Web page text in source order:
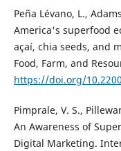
Peña Lévano, L.,
America's superfood
açaí, chia seeds, and
Food, Farm, and
https://doi.org/
Pimprale, V. S.,
An Awareness of
Digital Marketing.